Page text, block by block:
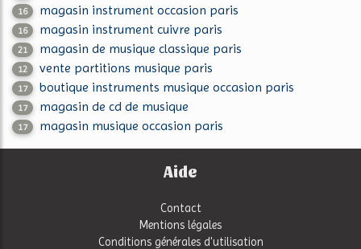
16 magasin instrument occasion paris
16 magasin instrument cuivre paris
21 magasin de musique classique paris
12 vente partitions musique paris
17 boutique instruments musique occasion paris
17 magasin de cd de musique
17 magasin musique occasion paris
Aide
Contact
Mentions légales
Conditions générales d'utilisation